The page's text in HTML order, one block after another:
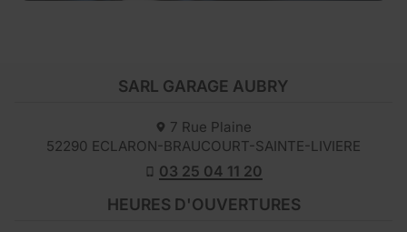
SARL GARAGE AUBRY
7 Rue Plaine
52290 ECLARON-BRAUCOURT-SAINTE-LIVIERE
03 25 04 11 20
HEURES D'OUVERTURES